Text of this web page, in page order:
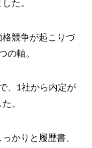
た。
競争が起こりづ
の軸。
、1社から内定が
。
かりと履歴書、